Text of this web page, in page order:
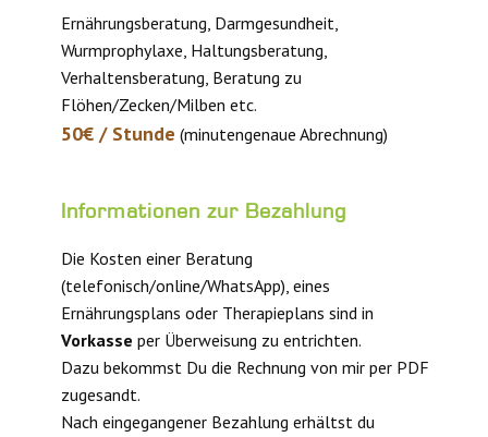
Ernährungsberatung, Darmgesundheit,
Wurmprophylaxe, Haltungsberatung,
Verhaltensberatung, Beratung zu
Flöhen/Zecken/Milben etc.
50€ / Stunde (minutengenaue Abrechnung)
Informationen zur Bezahlung
Die Kosten einer Beratung
(telefonisch/online/WhatsApp), eines
Ernährungsplans oder Therapieplans sind in
Vorkasse per Überweisung zu entrichten.
Dazu bekommst Du die Rechnung von mir per PDF
zugesandt.
Nach eingegangener Bezahlung erhältst du